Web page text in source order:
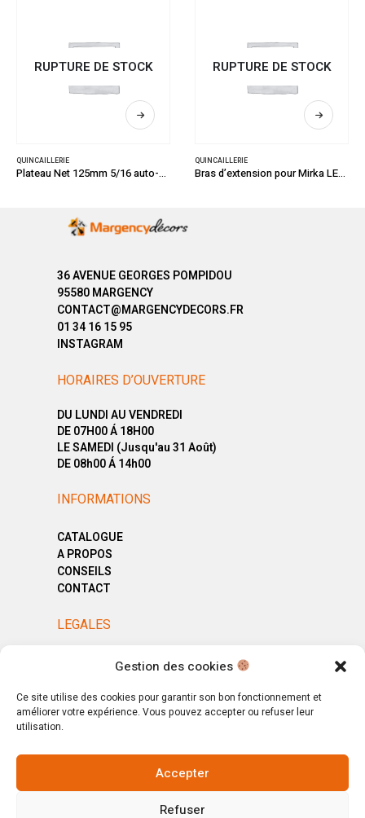
Gestion des cookies
Ce site utilise des cookies pour garantir son bon fonctionnement et
améliorer votre expérience. Vous pouvez accepter ou refuser leur
utilisation.
Accepter
Refuser
RUPTURE DE STOCK
QUINCAILLERIE
Plateau Net 125mm 5/16 auto-agrippant 28T Rigide
RUPTURE DE STOCK
QUINCAILLERIE
Bras d’extension pour Mirka LEROS
36 AVENUE GEORGES POMPIDOU
95580 MARGENCY
CONTACT@MARGENCYDECORS.FR
01 34 16 15 95
INSTAGRAM
HORAIRES D’OUVERTURE
DU LUNDI AU VENDREDI
DE 07H00 Á 18H00
LE SAMEDI (Jusqu'au 31 Août)
DE 08h00 Á 14h00
INFORMATIONS
CATALOGUE
A PROPOS
CONSEILS
CONTACT
LEGALES
MENTIONS LÉGALES
CGV
© Copyright 2025. All Rights Reserved.